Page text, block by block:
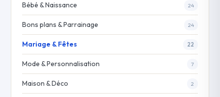
Bébé & Naissance 24
Bons plans & Parrainage 24
Mariage & Fêtes 22
Mode & Personnalisation 7
Maison & Déco 2